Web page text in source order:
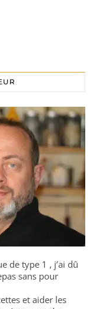
de type 1 , j’ai dû
sans pour
et aider les